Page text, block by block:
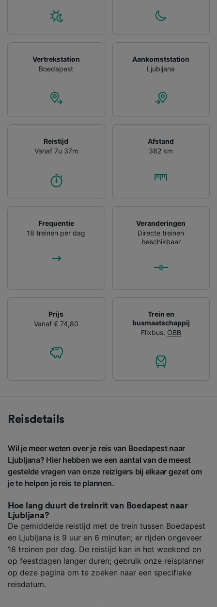
Vertrekstation
Boedapest
Aankomststation
Ljubljana
Reistijd
Vanaf 7u 37m
Afstand
382 km
Frequentie
18 treinen per dag
Veranderingen
Directe treinen
beschikbaar
Prijs
Vanaf € 74,80
Trein en
busmaatschappij
Flixbus, ÖBB
Reisdetails
Wil je meer weten over je reis van Boedapest naar
Ljubljana? Hier hebben we een aantal van de meest
gestelde vragen van onze reizigers bij elkaar gezet om
je te helpen je reis te plannen.
Hoe lang duurt de treinrit van Boedapest naar
Ljubljana?
De gemiddelde reistijd met de trein tussen Boedapest
en Ljubljana is 9 uur en 6 minuten; er rijden ongeveer
18 treinen per dag. De reistijd kan in het weekend en
op feestdagen langer duren; gebruik onze reisplanner
op deze pagina om te zoeken naar een specifieke
reisdatum.
Wij en onze partners verwerken gegevens
voor de volgende doeleinden:
Precieze geolocatiegegevens gebruiken. De
identificatie. Informatie op een apparaat
opslaan en/of openen. Gepersonaliseerde
contentmetingen, doelgroepenonderzoek en
ontwikkeling van diensten.